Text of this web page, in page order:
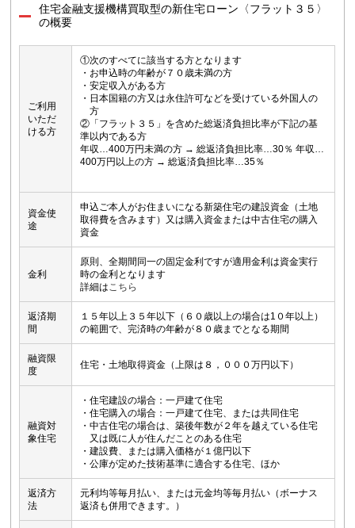
住宅金融支援機構買取型の新住宅ローン〈フラット３５〉
の概要
ご利用
いただ
ける方
①次のすべてに該当する方となります
・お申込時の年齢が７０歳未満の方
・安定収入がある方
・日本国籍の方又は永住許可などを受けている外国人の
方
②「フラット３５」を含めた総返済負担比率が下記の基
準以内である方
年収…400万円未満の方 → 総返済負担比率…30％ 年収…
400万円以上の方 → 総返済負担比率…35％
資金使
途
申込ご本人がお住まいになる新築住宅の建設資金（土地
取得費を含みます）又は購入資金または中古住宅の購入
資金
金利
原則、全期間同一の固定金利ですが適用金利は資金実行
時の金利となります
詳細はこちら
返済期
間
１５年以上３５年以下（６０歳以上の場合は1０年以上）
の範囲で、完済時の年齢が８０歳までとなる期間
融資限
度
住宅・土地取得資金（上限は８，０００万円以下）
融資対
象住宅
・住宅建設の場合：一戸建て住宅
・住宅購入の場合：一戸建て住宅、または共同住宅
・中古住宅の場合は、築後年数が２年を越えている住宅
又は既に人が住んだことのある住宅
・建設費、または購入価格が１億円以下
・公庫が定めた技術基準に適合する住宅、ほか
返済方
法
元利均等毎月払い、または元金均等毎月払い（ボーナス
返済も併用できます。）